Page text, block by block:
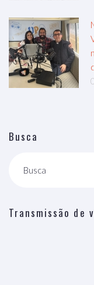
Busca
Busca
Transmissão de